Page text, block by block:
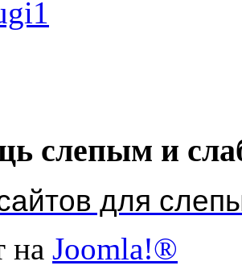
слепым и
для
на Joomla!®